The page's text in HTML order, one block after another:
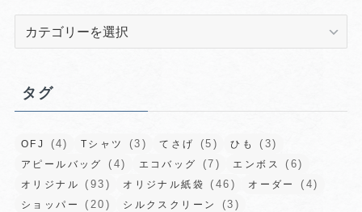
リ
ー
タグ
OFJ (4) Tシャツ (3) てさげ (5) ひも (3)
アピールバッグ (4) エコバッグ (7) エンボス (6)
オリジナル (93) オリジナル紙袋 (46) オーダー (4)
ショッパー (20) シルクスクリーン (3)